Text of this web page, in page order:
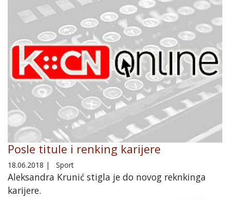
Posle titule i renking karijere
18.06.2018 | Sport
Aleksandra Krunić stigla je do novog reknkinga
karijere.